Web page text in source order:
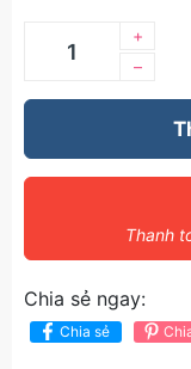
–
+
Thanh
Chia sẻ ngay:
Chia sẻ